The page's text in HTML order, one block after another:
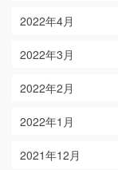
2022年4月
2022年3月
2022年2月
2022年1月
2021年12月